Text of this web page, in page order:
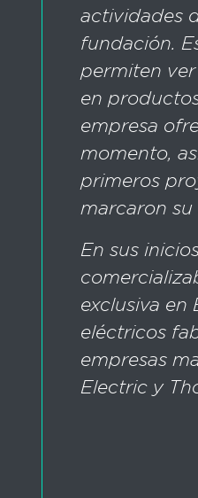
actividades
fundación.
permiten
en
empresa
momento,
primeros
marcaron su
En sus
exclusiva en
eléctricos
empresas
Electric y